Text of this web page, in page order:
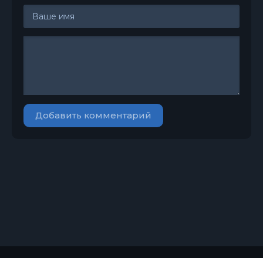
Добавить комментарий